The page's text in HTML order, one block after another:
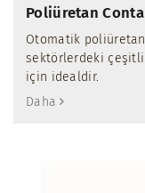
Poliüretan
Otomatik
sektörlerdeki çeşitli
için idealdir.
Daha